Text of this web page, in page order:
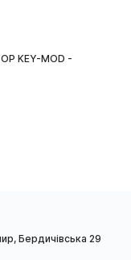
KEY-MOD -
Бердичівська 29